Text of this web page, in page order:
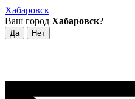
Хабаровск
Ваш город Хабаровск?